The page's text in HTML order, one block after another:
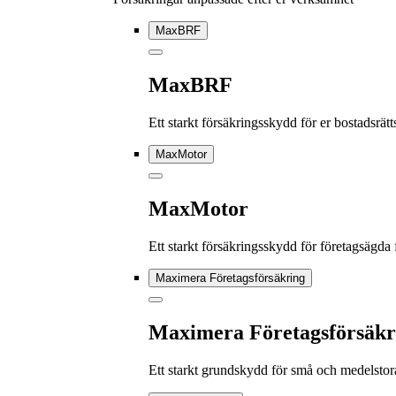
MaxBRF
MaxBRF
Ett starkt försäkringsskydd för er
MaxMotor
MaxMotor
Ett starkt försäkringsskydd för företagsägda
Maximera Företagsförsäkring
Maximera
Ett starkt grundskydd för små och